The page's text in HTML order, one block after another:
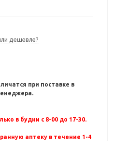
дешевле?
при поставке в
в будни с 8-00 до 17-30.
аптеку в течение 1-4